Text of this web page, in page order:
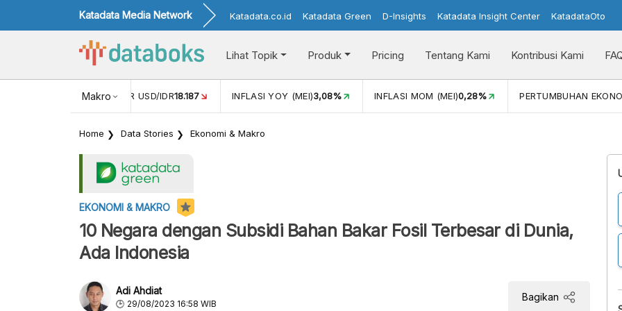
Katadata Media Network Katadata.co.id Katadata Green D-Insights Katadata Insight Center KatadataOto
Lihat Topik Produk Pricing Tentang Kami Kontribusi Kami
Makro
NILAI TUKAR USD/IDR18.187 INFLASI YOY (MEI)3,08% INFLASI MOM (MEI)0,28% PERTUMBUHAN
Home Data Stories Ekonomi & Makro
EKONOMI & MAKRO
10 Negara dengan Subsidi Bahan Bakar Fosil Terbesar di Dunia,
Ada Indonesia
Adi Ahdiat
29/08/2023 16:58 WIB
Bagikan